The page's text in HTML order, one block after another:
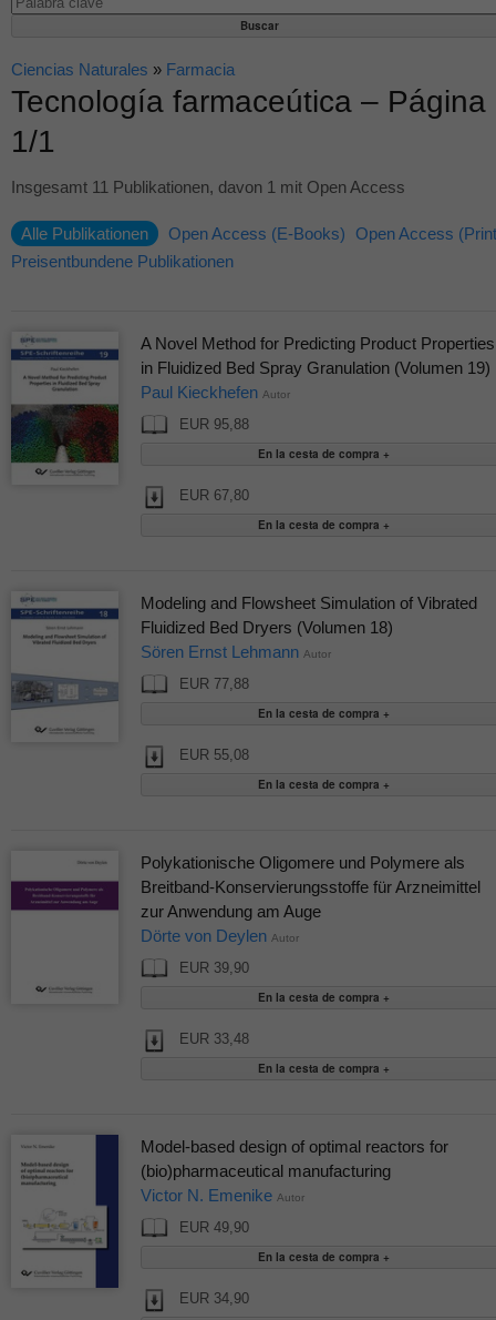
Ciencias Naturales » Farmacia
Tecnología farmaceútica – Página
1/1
Insgesamt 11 Publikationen, davon 1 mit Open Access
Alle Publikationen Open Access (E-Books)
Open Access
Preisentbundene Publikationen
A Novel Method for Predicting Product Properties
in Fluidized Bed Spray Granulation (Volumen 19)
Paul Kieckhefen Autor
EUR 95,88
EUR 67,80
Modeling and Flowsheet Simulation of Vibrated
Fluidized Bed Dryers (Volumen 18)
Sören Ernst Lehmann Autor
EUR 77,88
EUR 55,08
Polykationische Oligomere und Polymere als
Breitband-Konservierungsstoffe für Arzneimittel
zur Anwendung am Auge
Dörte von Deylen Autor
EUR 39,90
EUR 33,48
Model-based design of optimal reactors for
(bio)pharmaceutical manufacturing
Victor N. Emenike Autor
EUR 49,90
EUR 34,90